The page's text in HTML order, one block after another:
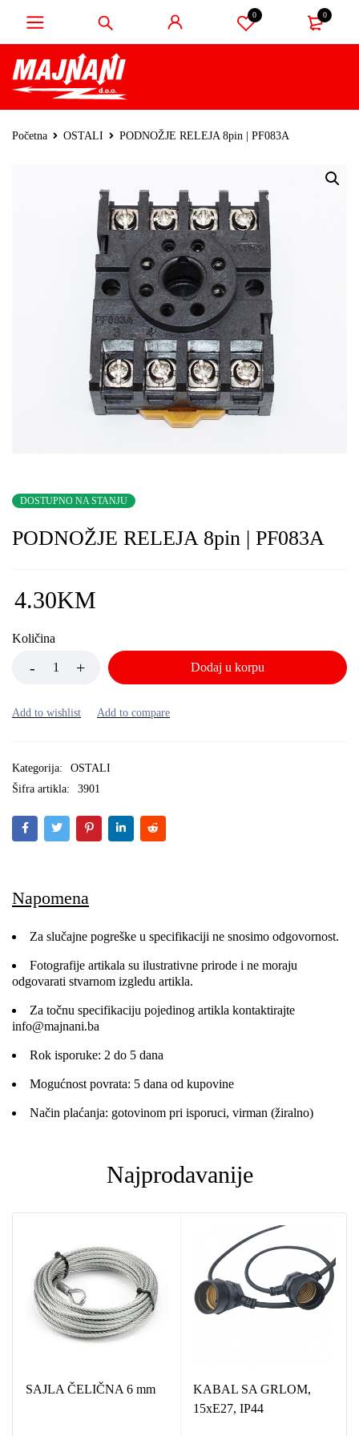
0 0
Početna OSTALI PODNOŽJE RELEJA 8pin | PF083A
DOSTUPNO NA STANJU
PODNOŽJE RELEJA 8pin | PF083A
4.30KM
Količina
Dodaj u korpu
Kategorija:
OSTALI
Šifra artikla:
3901
Napomena
Za slučajne pogreške u specifikaciji ne snosimo odgovornost.
Fotografije artikala su ilustrativne prirode i ne moraju
odgovarati stvarnom izgledu artikla.
Za točnu specifikaciju pojedinog artikla kontaktirajte
info@majnani.ba
Rok isporuke: 2 do 5 dana
Mogućnost povrata: 5 dana od kupovine
Način plaćanja: gotovinom pri isporuci, virman (žiralno)
Najprodavanije
SAJLA ČELIČNA 6 mm
KABAL SA GRLOM,
15xE27, IP44